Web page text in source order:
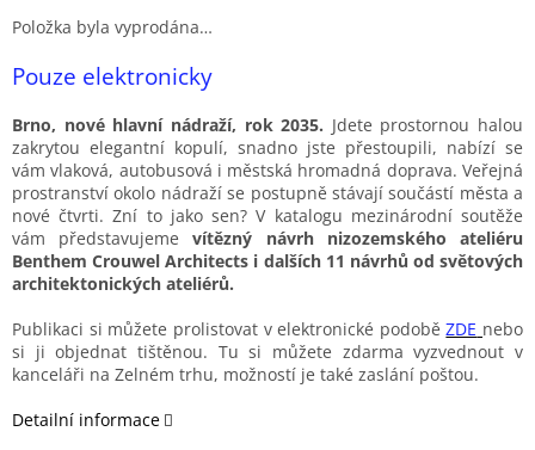
Měrná
cena:
Položka byla vyprodána…
Pouze elektronicky
Brno, nové hlavní nádraží, rok 2035. Jdete prostornou halou
zakrytou elegantní kopulí, snadno jste přestoupili, nabízí se
vám vlaková, autobusová i městská hromadná doprava. Veřejná
prostranství okolo nádraží se postupně stávají součástí města a
nové čtvrti. Zní to jako sen? V katalogu mezinárodní soutěže
vám představujemevítězný návrh nizozemského ateliéru
Benthem Crouwel Architects i dalších 11 návrhů od světových
architektonických ateliérů.
Publikaci si můžete prolistovat v elektronické podoběZDE nebo
si ji objednat tištěnou. Tu si můžete zdarma vyzvednout v
kanceláři na Zelném trhu, možností je také zaslání poštou.
Detailní informace